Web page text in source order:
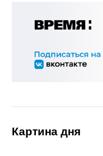
Картина дня